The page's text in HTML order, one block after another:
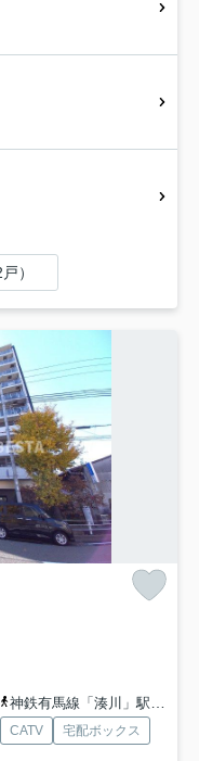
）
神鉄有馬線「湊川」駅 徒歩7分
CATV
宅配ボックス